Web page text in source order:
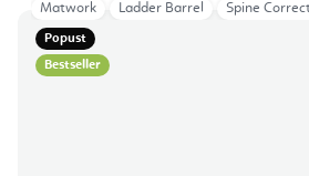
Popust
Bestseller
Matwork Ladder Barrel Spine